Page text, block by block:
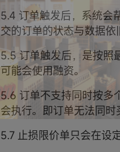
5.4 订单触发后，系统会
交的订单的状态与数据依
5.5 订单触发后，是按照
可能会使用融资。
5.6 订单不支持同时按多
会执行。即订单无法同时
5.7 止损限价单只会在设